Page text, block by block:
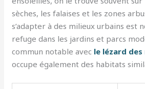
sèches, les falaises et les zones
s’adapter à des milieux urbains est
refuge dans les jardins et parcs
commun notable avec le lézard des
occupe également des habitats